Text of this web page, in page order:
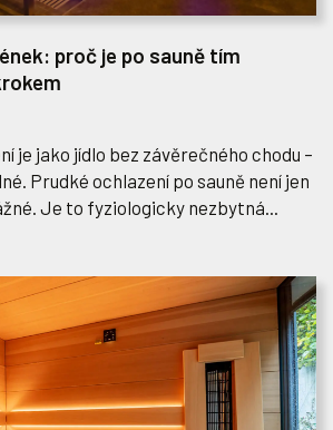
proč je po sauně tím
je jako jídlo bez závěrečného chodu –
Prudké ochlazení po sauně není jen
Je to fyziologicky nezbytná...